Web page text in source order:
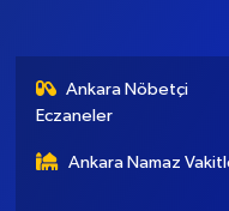
Ankara Nöbetçi
Eczaneler
Ankara Namaz